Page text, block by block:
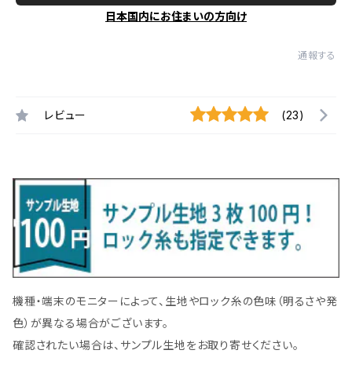
日本国内にお住まいの方向け
通報する
レビュー (23)
機種・端末のモニターによって、生地やロック糸の色味（明るさや発
色）が異なる場合がございます。
確認されたい場合は、サンプル生地をお取り寄せください。